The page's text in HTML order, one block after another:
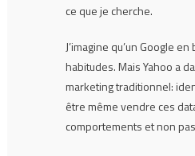
ce que je cherche.
J’imagine qu’un Google
habitudes. Mais Yahoo a
marketing traditionnel:
être même vendre ces
comportements et non